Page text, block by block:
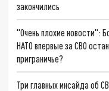
закончились
"Очень плохие новости":
НАТО впервые за СВО
приграничье?
Три главных инсайда об